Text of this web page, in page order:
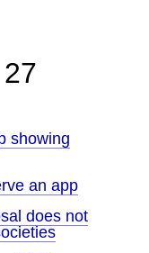
showing
an app
does not